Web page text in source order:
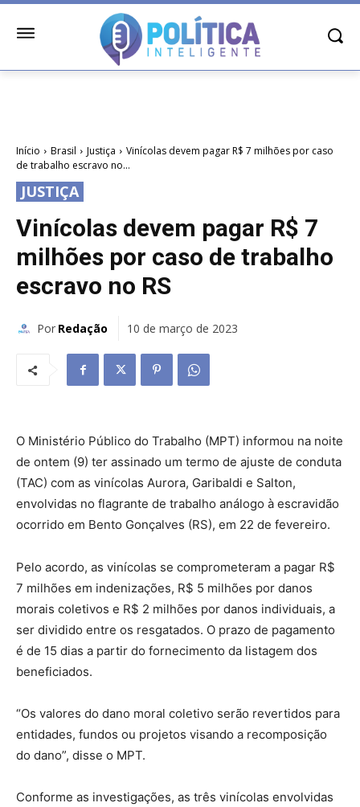
Início Brasil Justiça
Vinícolas devem pagar R$ 7 milhões por caso
de trabalho escravo no...
JUSTIÇA
Vinícolas devem pagar R$ 7
milhões por caso de trabalho
escravo no RS
Por Redação 10 de março de 2023
O Ministério Público do Trabalho (MPT) informou na noite
de ontem (9) ter assinado um termo de ajuste de conduta
(TAC) com as vinícolas Aurora, Garibaldi e Salton,
envolvidas no flagrante de trabalho análogo à escravidão
ocorrido em Bento Gonçalves (RS), em 22 de fevereiro.
Pelo acordo, as vinícolas se comprometeram a pagar R$
7 milhões em indenizações, R$ 5 milhões por danos
morais coletivos e R$ 2 milhões por danos individuais, a
ser dividido entre os resgatados. O prazo de pagamento
é de 15 dias a partir do fornecimento da listagem dos
beneficiados.
“Os valores do dano moral coletivo serão revertidos para
entidades, fundos ou projetos visando a recomposição
do dano”, disse o MPT.
Conforme as investigações, as três vinícolas envolvidas